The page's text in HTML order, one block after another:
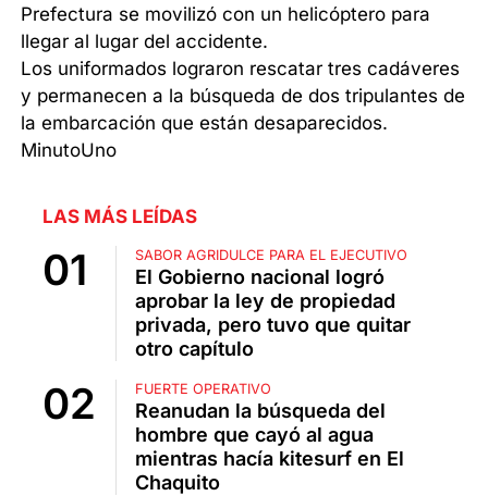
Prefectura se movilizó con un helicóptero para
llegar al lugar del accidente.
Los uniformados lograron rescatar tres cadáveres
y permanecen a la búsqueda de dos tripulantes de
la embarcación que están desaparecidos.
MinutoUno
LAS MÁS LEÍDAS
SABOR AGRIDULCE PARA EL EJECUTIVO
El Gobierno nacional logró
aprobar la ley de propiedad
privada, pero tuvo que quitar
otro capítulo
FUERTE OPERATIVO
Reanudan la búsqueda del
hombre que cayó al agua
mientras hacía kitesurf en El
Chaquito